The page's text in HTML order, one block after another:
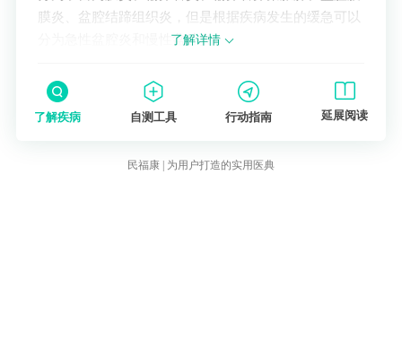
膜炎、盆腔结蹄组织炎，但是根据疾病发生的缓急可以
分为急性盆腔炎和慢性盆腔炎。
了解详情
了解疾病 自测工具 行动指南 延展阅读
民福康 | 为用户打造的实用医典